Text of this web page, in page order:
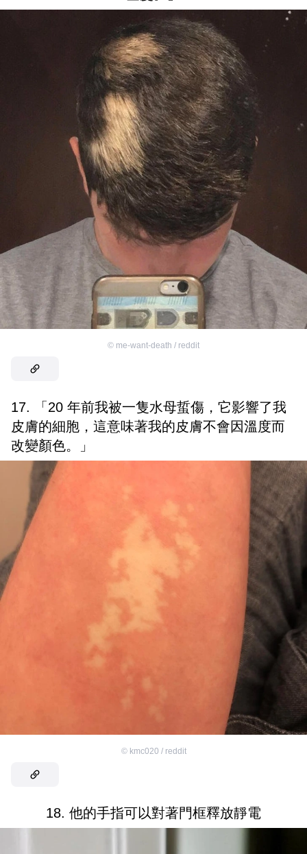
© me-want-death / reddit
17. 「20 年前我被一隻水母蜇傷，它影響了我
皮膚的細胞，這意味著我的皮膚不會因溫度而
改變顏色。」
© kmc020 / reddit
18. 他的手指可以對著門框釋放靜電